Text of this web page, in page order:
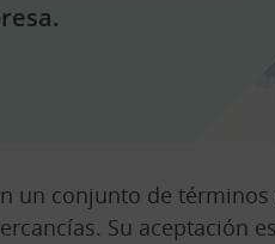
un conjunto de
Su aceptación